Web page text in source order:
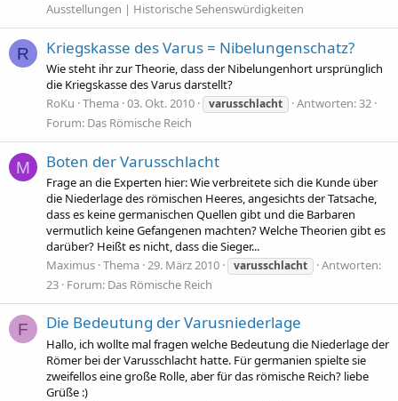
Ausstellungen | Historische Sehenswürdigkeiten
R Kriegskasse des Varus = Nibelungenschatz?
Wie steht ihr zur Theorie, dass der Nibelungenhort ursprünglich
die Kriegskasse des Varus darstellt?
RoKu Thema 03. Okt. 2010 varusschlacht
Antworten: 32
Forum: Das Römische Reich
M Boten der Varusschlacht
Frage an die Experten hier: Wie verbreitete sich die Kunde über
die Niederlage des römischen Heeres, angesichts der Tatsache,
dass es keine germanischen Quellen gibt und die Barbaren
vermutlich keine Gefangenen machten? Welche Theorien gibt es
darüber? Heißt es nicht, dass die Sieger...
Maximus Thema 29. März 2010 varusschlacht
Antworten:
23 Forum: Das Römische Reich
F Die Bedeutung der Varusniederlage
Hallo, ich wollte mal fragen welche Bedeutung die Niederlage der
Römer bei der Varusschlacht hatte. Für germanien spielte sie
zweifellos eine große Rolle, aber für das römische Reich? liebe
Grüße :)